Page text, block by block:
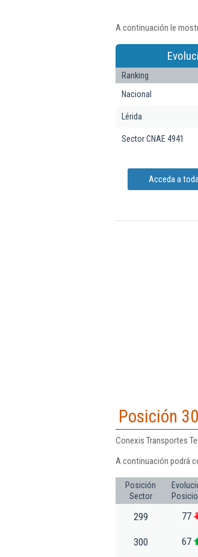
A continuación le
Ranking
Nacional
Lérida
Sector CNAE 4941
Acceda a
Posición
Conexis Transportes
A continuación podrá
Posición
Sector
299 77
300 67